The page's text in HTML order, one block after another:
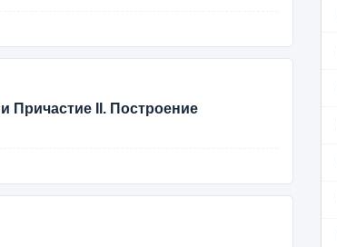
Причастие II. Построение